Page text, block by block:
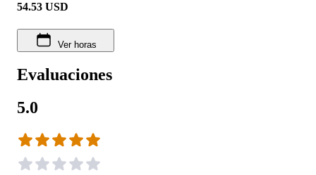
54.53 USD
Ver horas
Evaluaciones
5.0